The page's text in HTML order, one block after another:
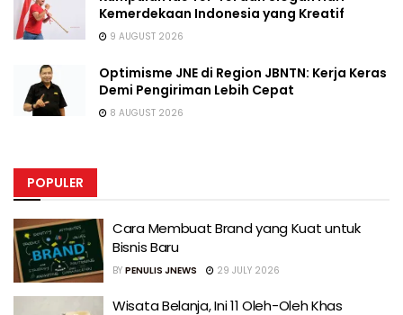
Kemerdekaan Indonesia yang Kreatif
9 AUGUST 2026
Optimisme JNE di Region JBNTN: Kerja Keras
Demi Pengiriman Lebih Cepat
8 AUGUST 2026
POPULER
Cara Membuat Brand yang Kuat untuk
Bisnis Baru
BY PENULIS JNEWS 29 JULY 2026
Wisata Belanja, Ini 11 Oleh-Oleh Khas